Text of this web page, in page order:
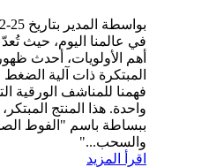
بواسطة المدير بتاريخ 25-12-2008
في عالمنا اليوم، حيث
أهم الأولويات، أحدث
المبتكرة ذات آلية
فهمنا للمناشف الورقية
واحدة. هذا المنتج
ببساطة باسم "الفوط
والسحب..."
اقرأ المزيد